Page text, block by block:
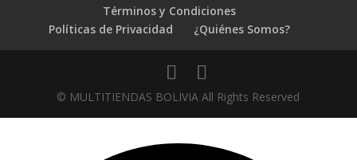
Términos y Condiciones
Políticas de Privacidad
¿Quiénes Somos?
© MULTITIENDAS BOLIVIA All Rights Reserved